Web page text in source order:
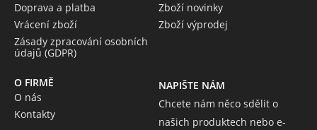
Doprava a platba
Vrácení zboží
Zásady zpracování osobních
údajů (GDPR)
Zboží novinky
Zboží výprodej
O FIRMĚ
O nás
Kontakty
NAPIŠTE NÁM
Chcete nám něco sdělit o
našich produktech nebo e-